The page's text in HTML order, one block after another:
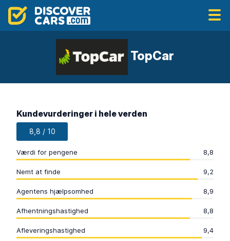
TopCar
Kundevurderinger i hele verden
8,8 / 10
Værdi for pengene 8,8
Nemt at finde 9,2
Agentens hjælpsomhed 8,9
Afhentningshastighed 8,8
Afleveringshastighed 9,4